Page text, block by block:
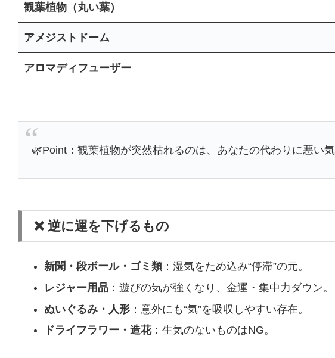
観葉植物（丸い葉）
アメジストドーム
アロマディフューザー
🌿Point：観葉植物が突然枯れるのは、あなたの代わりに悪い
❌ 逆に運を下げるもの
新聞・段ボール・ゴミ類：湿気をため込み“停滞”の元。
レジャー用品：遊びの気が強くなり、金運・集中力ダウン。
ぬいぐるみ・人形：意外にも“気”を吸収しやすい存在。
ドライフラワー・造花：生気のないものはNG。